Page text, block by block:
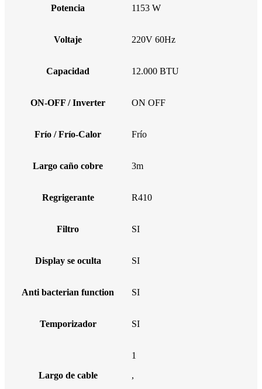
Potencia 1153 W
Voltaje 220V 60Hz
Capacidad 12.000 BTU
ON-OFF / Inverter ON OFF
Frío / Frío-Calor Frío
Largo caño cobre 3m
Regrigerante R410
Filtro SI
Display se oculta SI
Anti bacterian function SI
Temporizador SI
Largo de cable
1
,